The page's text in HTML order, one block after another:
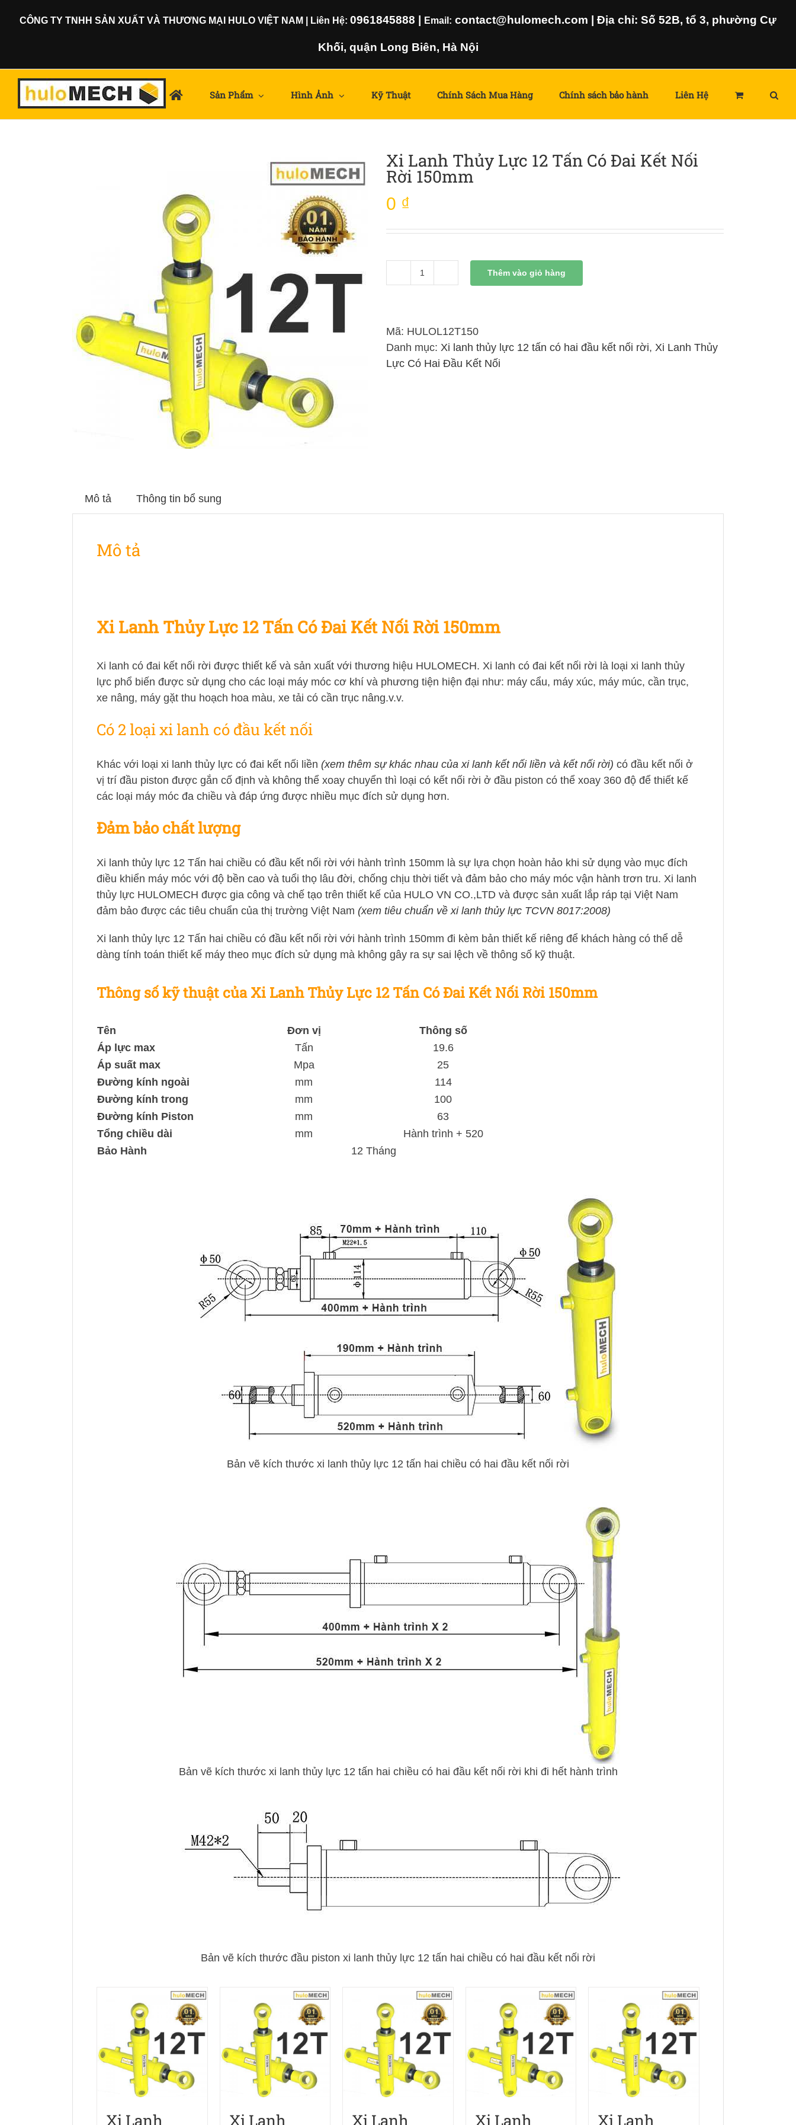
CÔNG TY TNHH SẢN XUẤT VÀ THƯƠNG MẠI HULO VIỆT NAM | Liên Hệ: 0961845888 Email: contact@hulomech.com | Địa chỉ: Số 52B, tổ 3, phường Cự
Khối, quận Long Biên, Hà Nội
Sản Phẩm Hình Ảnh Kỹ Thuật Chính Sách Mua Hàng Chính sách bảo hành Liên Hệ
Xi Lanh Thủy Lực 12 Tấn Có Đai Kết Nối
Rời 150mm
0 ₫
Xi
Lực
12
Tấn
Thêm vào giỏ hàng
Mã: HULOL12T150
Danh mục: Xi lanh thủy lực 12 tấn có hai đầu kết nối rời, Xi Lanh Thủy
Lực Có Hai Đầu Kết Nối
Mô tả Thông tin bổ sung
Mô tả
Xi Lanh Thủy Lực 12 Tấn Có Đai Kết Nối Rời 150mm
Xi lanh có đai kết nối rời được thiết kế và sản xuất với thương hiệu HULOMECH. Xi lanh có đai kết nối rời là loại xi lanh thủy
lực phổ biến được sử dụng cho các loại máy móc cơ khí và phương tiện hiện đại như: máy cẩu, máy xúc, máy múc, cần trục,
xe nâng, máy gặt thu hoạch hoa màu, xe tải có cần trục nâng.v.v.
Có 2 loại xi lanh có đầu kết nối
Khác với loại xi lanh thủy lực có đai kết nối liền (xem thêm sự khác nhau của xi lanh kết nối liền và kết nối rời) có đầu kết nối ở
vị trí đầu piston được gắn cố định và không thể xoay chuyển thì loại có kết nối rời ở đầu piston có thể xoay 360 độ để thiết kế
các loại máy móc đa chiều và đáp ứng được nhiều mục đích sử dụng hơn.
Đảm bảo chất lượng
Xi lanh thủy lực 12 Tấn hai chiều có đầu kết nối rời với hành trình 150mm là sự lựa chọn hoàn hảo khi sử dụng vào mục đích
điều khiển máy móc với độ bền cao và tuổi thọ lâu đời, chống chịu thời tiết và đảm bảo cho máy móc vận hành trơn tru. Xi lanh
thủy lực HULOMECH được gia công và chế tạo trên thiết kế của HULO VN CO.,LTD và được sản xuất lắp ráp tại Việt Nam
đảm bảo được các tiêu chuẩn của thị trường Việt Nam (xem tiêu chuẩn về xi lanh thủy lực TCVN 8017:2008)
Xi lanh thủy lực 12 Tấn hai chiều có đầu kết nối rời với hành trình 150mm đi kèm bản thiết kế riêng để khách hàng có thể dễ
dàng tính toán thiết kế máy theo mục đích sử dụng mà không gây ra sự sai lệch về thông số kỹ thuật.
Thông số kỹ thuật của Xi Lanh Thủy Lực 12 Tấn Có Đai Kết Nối Rời 150mm
Tên Đơn vị
Thông số
Áp lực max
Tấn
19.6
Áp suất max
Mpa
25
Đường kính ngoài
mm
114
Đường kính trong
mm
100
Đường kính Piston
mm
63
Tổng chiều dài
mm
Hành trình + 520
Bảo Hành
12 Tháng
Bản vẽ kích thước xi lanh thủy lực 12 tấn hai chiều có hai đầu kết nối rời
Bản vẽ kích thước xi lanh thủy lực 12 tấn hai chiều có hai đầu kết nối rời khi đi hết hành trình
Bản vẽ kích thước đầu piston xi lanh thủy lực 12 tấn hai chiều có hai đầu kết nối rời
Xi Lanh Xi Lanh Xi Lanh Xi Lanh Xi Lanh